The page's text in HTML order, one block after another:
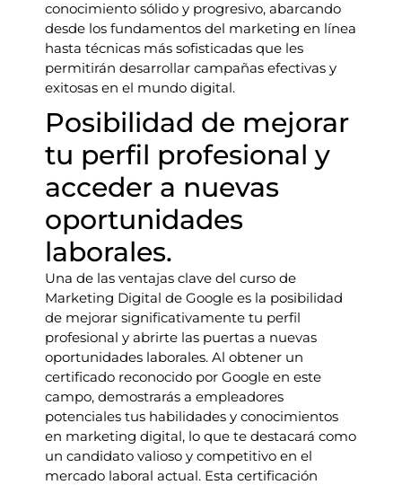
conocimiento sólido y progresivo, abarcando
desde los fundamentos del marketing en línea
hasta técnicas más sofisticadas que les
permitirán desarrollar campañas efectivas y
exitosas en el mundo digital.
Posibilidad de mejorar
tu perfil profesional y
acceder a nuevas
oportunidades
laborales.
Una de las ventajas clave del curso de
Marketing Digital de Google es la posibilidad
de mejorar significativamente tu perfil
profesional y abrirte las puertas a nuevas
oportunidades laborales. Al obtener un
certificado reconocido por Google en este
campo, demostrarás a empleadores
potenciales tus habilidades y conocimientos
en marketing digital, lo que te destacará como
un candidato valioso y competitivo en el
mercado laboral actual. Esta certificación